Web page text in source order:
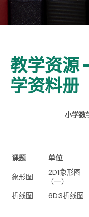
教学资源
学资料册
小学数
课题 单位
象形图
2D1象形图
（一）
折线图
6D3折线图